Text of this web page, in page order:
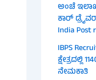
ಅಂಚೆ ಇಲಾಖೆ
ಕಾರ್
India Post
IBPS
ಕ್ಷೇತ್ರದಲ್ಲಿ
ನೇಮಕಾತಿ